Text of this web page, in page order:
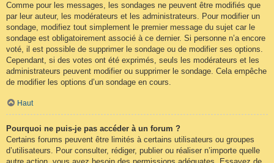
Comme pour les messages, les sondages ne peuvent être modifiés que
par leur auteur, les modérateurs et les administrateurs. Pour modifier un
sondage, modifiez tout simplement le premier message du sujet car le
sondage est obligatoirement associé à ce dernier. Si personne n’a encore
voté, il est possible de supprimer le sondage ou de modifier ses options.
Cependant, si des votes ont été exprimés, seuls les modérateurs et les
administrateurs peuvent modifier ou supprimer le sondage. Cela empêche
de modifier les options d’un sondage en cours.
Haut
Pourquoi ne puis-je pas accéder à un forum ?
Certains forums peuvent être limités à certains utilisateurs ou groupes
d’utilisateurs. Pour consulter, rédiger, publier ou réaliser n’importe quelle